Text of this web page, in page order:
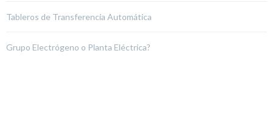
Tableros de Transferencia Automática
Grupo Electrógeno o Planta Eléctrica?